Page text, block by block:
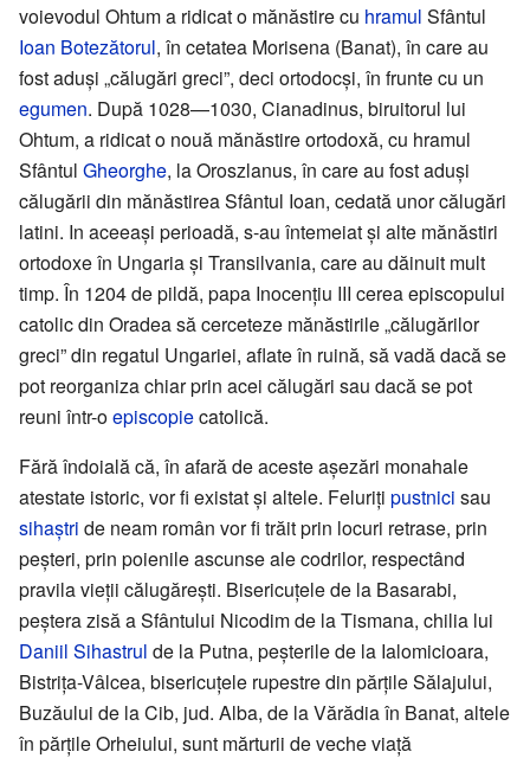
voievodul Ohtum a ridicat o mănăstire cu hramul Sfântul
Ioan Botezătorul, în cetatea Morisena (Banat), în care au
fost aduși „călugări greci”, deci ortodocși, în frunte cu un
egumen. După 1028—1030, Cianadinus, biruitorul lui
Ohtum, a ridicat o nouă mănăstire ortodoxă, cu hramul
Sfântul Gheorghe, la Oroszlanus, în care au fost aduși
călugării din mănăstirea Sfântul Ioan, cedată unor călugări
latini. In aceeași perioadă, s-au întemeiat și alte mănăstiri
ortodoxe în Ungaria și Transilvania, care au dăinuit mult
timp. În 1204 de pildă, papa Inocențiu III cerea episcopului
catolic din Oradea să cerceteze mănăstirile „călugărilor
greci” din regatul Ungariei, aflate în ruină, să vadă dacă se
pot reorganiza chiar prin acei călugări sau dacă se pot
reuni într-oepiscopiecatolică.
Fără îndoială că, în afară de aceste așezări monahale
atestate istoric, vor fi existat și altele. Feluriți pustnici sau
sihaștri de neam român vor fi trăit prin locuri retrase, prin
peșteri, prin poienile ascunse ale codrilor, respectând
pravila vieții călugărești. Bisericuțele de la Basarabi,
peștera zisă a Sfântului Nicodim de la Tismana, chilia lui
Daniil Sihastrul de la Putna, peșterile de la Ialomicioara,
Bistrița-Vâlcea, bisericuțele rupestre din părțile Sălajului,
Buzăului de la Cib, jud. Alba, de la Vărădia în Banat, altele
în părțile Orheiului, sunt mărturii de veche viață